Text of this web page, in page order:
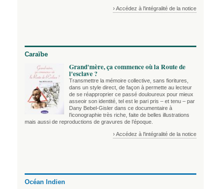
› Accédez à l'intégralité de la notice
Caraïbe
Grand'mère, ça commence où la Route de
l'esclave ?
Transmettre la mémoire collective, sans fioritures,
dans un style direct, de façon à permette au lecteur
de se réapproprier ce passé douloureux pour mieux
asseoir son identité, tel est le pari pris – et tenu – par
Dany Bebel-Gisler dans ce documentaire à
l’iconographie très riche, faite de belles illustrations
mais aussi de reproductions de gravures de l’époque.
› Accédez à l'intégralité de la notice
Océan Indien